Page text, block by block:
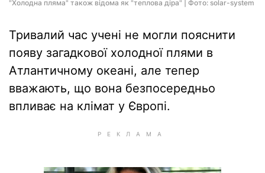
"Холодна пляма" також відома як "теплова діра" | Фото: solar-system
Тривалий час учені не могли пояснити
появу загадкової холодної плями в
Атлантичному океані, але тепер
вважають, що вона безпосередньо
впливає на клімат у Європі.